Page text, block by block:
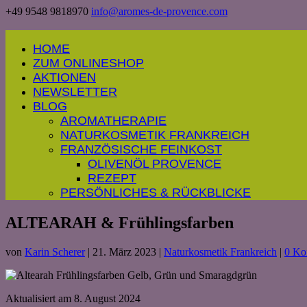
+49 9548 9818970 info@aromes-de-provence.com
HOME
ZUM ONLINESHOP
AKTIONEN
NEWSLETTER
BLOG
AROMATHERAPIE
NATURKOSMETIK FRANKREICH
FRANZÖSISCHE FEINKOST
OLIVENÖL PROVENCE
REZEPT
PERSÖNLICHES & RÜCKBLICKE
ALTEARAH & Frühlingsfarben
von Karin Scherer| 21. März 2023 | Naturkosmetik Frankreich | 0
Aktualisiert am 8. August 2024